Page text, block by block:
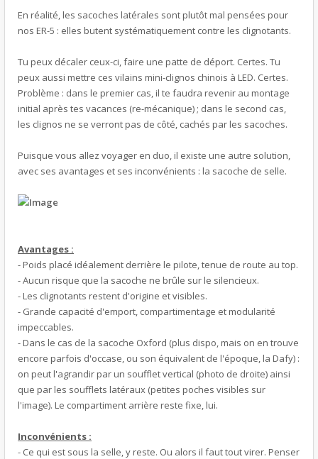
En réalité, les sacoches latérales sont plutôt mal pensées pour
nos ER-5 : elles butent systématiquement contre les clignotants.
Tu peux décaler ceux-ci, faire une patte de déport. Certes. Tu
peux aussi mettre ces vilains mini-clignos chinois à LED. Certes.
Problème : dans le premier cas, il te faudra revenir au montage
initial après tes vacances (re-mécanique) ; dans le second cas,
les clignos ne se verront pas de côté, cachés par les sacoches.
Puisque vous allez voyager en duo, il existe une autre solution,
avec ses avantages et ses inconvénients : la sacoche de selle.
Avantages :
- Poids placé idéalement derrière le pilote, tenue de route au top.
- Aucun risque que la sacoche ne brûle sur le silencieux.
- Les clignotants restent d'origine et visibles.
- Grande capacité d'emport, compartimentage et modularité
impeccables.
- Dans le cas de la sacoche Oxford (plus dispo, mais on en trouve
encore parfois d'occase, ou son équivalent de l'époque, la Dafy) :
on peut l'agrandir par un soufflet vertical (photo de droite) ainsi
que par les soufflets latéraux (petites poches visibles sur
l'image). Le compartiment arrière reste fixe, lui.
Inconvénients :
- Ce qui est sous la selle, y reste. Ou alors il faut tout virer. Penser